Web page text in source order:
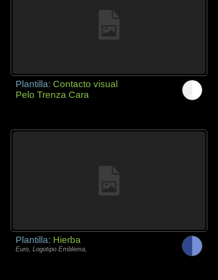
Plantilla: Contacto visual
Pelo Trenza Cara
Plantilla: Hierba
Euro, Logotipo Emblema,